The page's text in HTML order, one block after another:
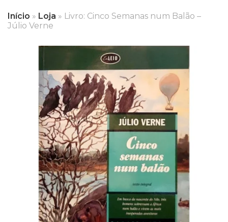
Início » Loja » Livro: Cinco Semanas num Balão –
Júlio Verne